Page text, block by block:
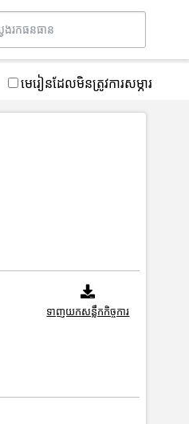
មេរៀនដែលមិនត្រូវការសម្ភារ
ទាញយកសន្លឹកកិច្ចការ